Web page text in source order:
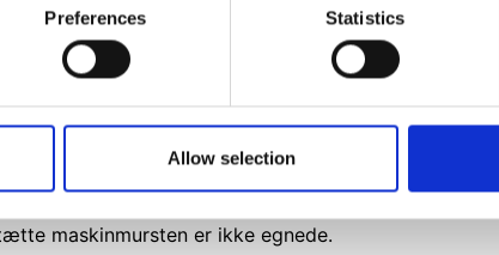
and ads, to provide social media features and to
with our social media, advertising and analytics
to them or that they’ve collected from your use of their
Preferences Statistics
Allow selection
ind til murværket. Så snart overfladen er holdt op
trækkes kalkvandet med hele vejen igennem
af krystalnettet er sket hele vejen igennem.
processen, fordi koncentrationen af opløst
kraftig optørring. Bunden til lasering bør være så
hånd- eller blødstrøgne mursten med god
maskinmursten er ikke egnede.